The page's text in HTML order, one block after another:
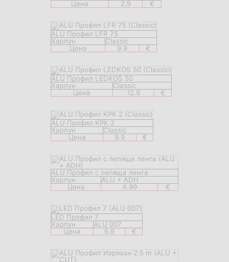
Цена
2.9 €
ALU Профил LFR 75
Харпун
Classic
Цена
9.9 €
ALU Профил LEDKOS 50
Харпун
Classic
Цена
12.9 €
ALU Профил KPK 2
Харпун
Classic
Цена
9.9 €
ALU Профил с лепяща лента
Харпун
ALU + ADH
Цена
4.99 €
LED Профил 7
Харпун
ALU 007
Цена
6.9 €